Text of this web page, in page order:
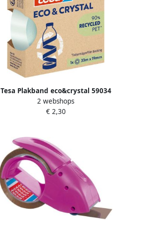
Tesa Plakband eco&crystal 59034
19mmx33m transparant blister
2 webshops
€ 2,30